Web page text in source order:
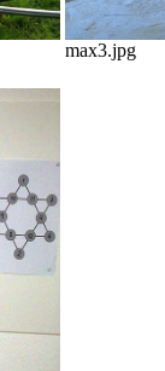
max3.jpg